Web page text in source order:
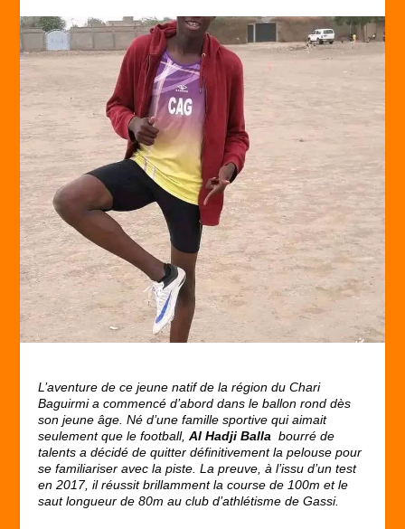
L’aventure de ce jeune natif de la région du Chari
Baguirmi a commencé d’abord dans le ballon rond dès
son jeune âge. Né d’une famille sportive qui aimait
seulement que le football,Al Hadji Balla bourré de
talents a décidé de quitter définitivement la pelouse pour
se familiariser avec la piste. La preuve, à l’issu d’un test
en 2017, il réussit brillamment la course de 100m et le
saut longueur de 80m au club d’athlétisme de Gassi.